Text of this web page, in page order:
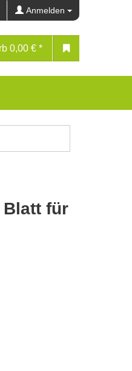
Anmelden
0,00 € *
Blatt für